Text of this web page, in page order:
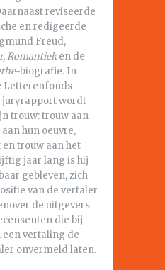
reviseerde
en redigeerde
Freud,
Romantieken de
-biografie. In
Letterenfonds
juryrapport wordt
trouw: trouw aan
hun oeuvre,
trouw aan het
jaar lang is hij
gebleven, zich
van de vertaler
de uitgevers
die bij
een vertaling de
onvermeld laten.